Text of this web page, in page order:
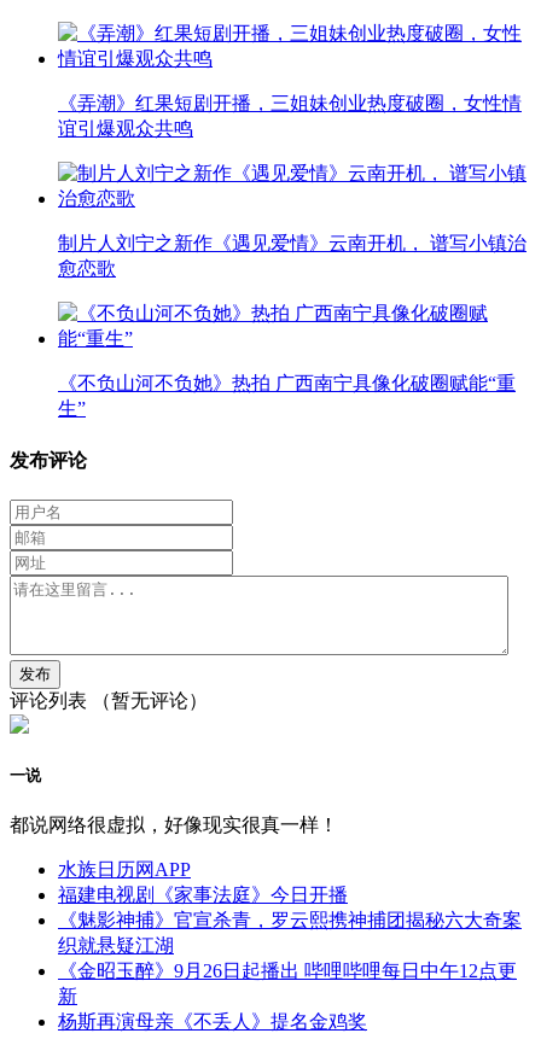
《弄潮》红果短剧开播，三姐妹创业热度破圈，女性情
谊引爆观众共鸣
制片人刘宁之新作《遇见爱情》云南开机， 谱写小镇治
愈恋歌
《不负山河不负她》热拍 广西南宁具像化破圈赋能“重
生”
发布评论
评论列表 （暂无评论）
一说
都说网络很虚拟，好像现实很真一样！
水族日历网APP
福建电视剧《家事法庭》今日开播
《魅影神捕》官宣杀青，罗云熙携神捕团揭秘六大奇案
织就悬疑江湖
《金昭玉醉》9月26日起播出 哔哩哔哩每日中午12点更
新
杨斯再演母亲《不丢人》提名金鸡奖